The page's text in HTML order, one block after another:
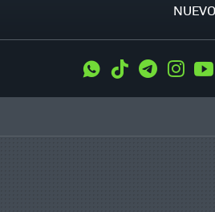
NUEVO
WhatsApp
Tiktok Telegram